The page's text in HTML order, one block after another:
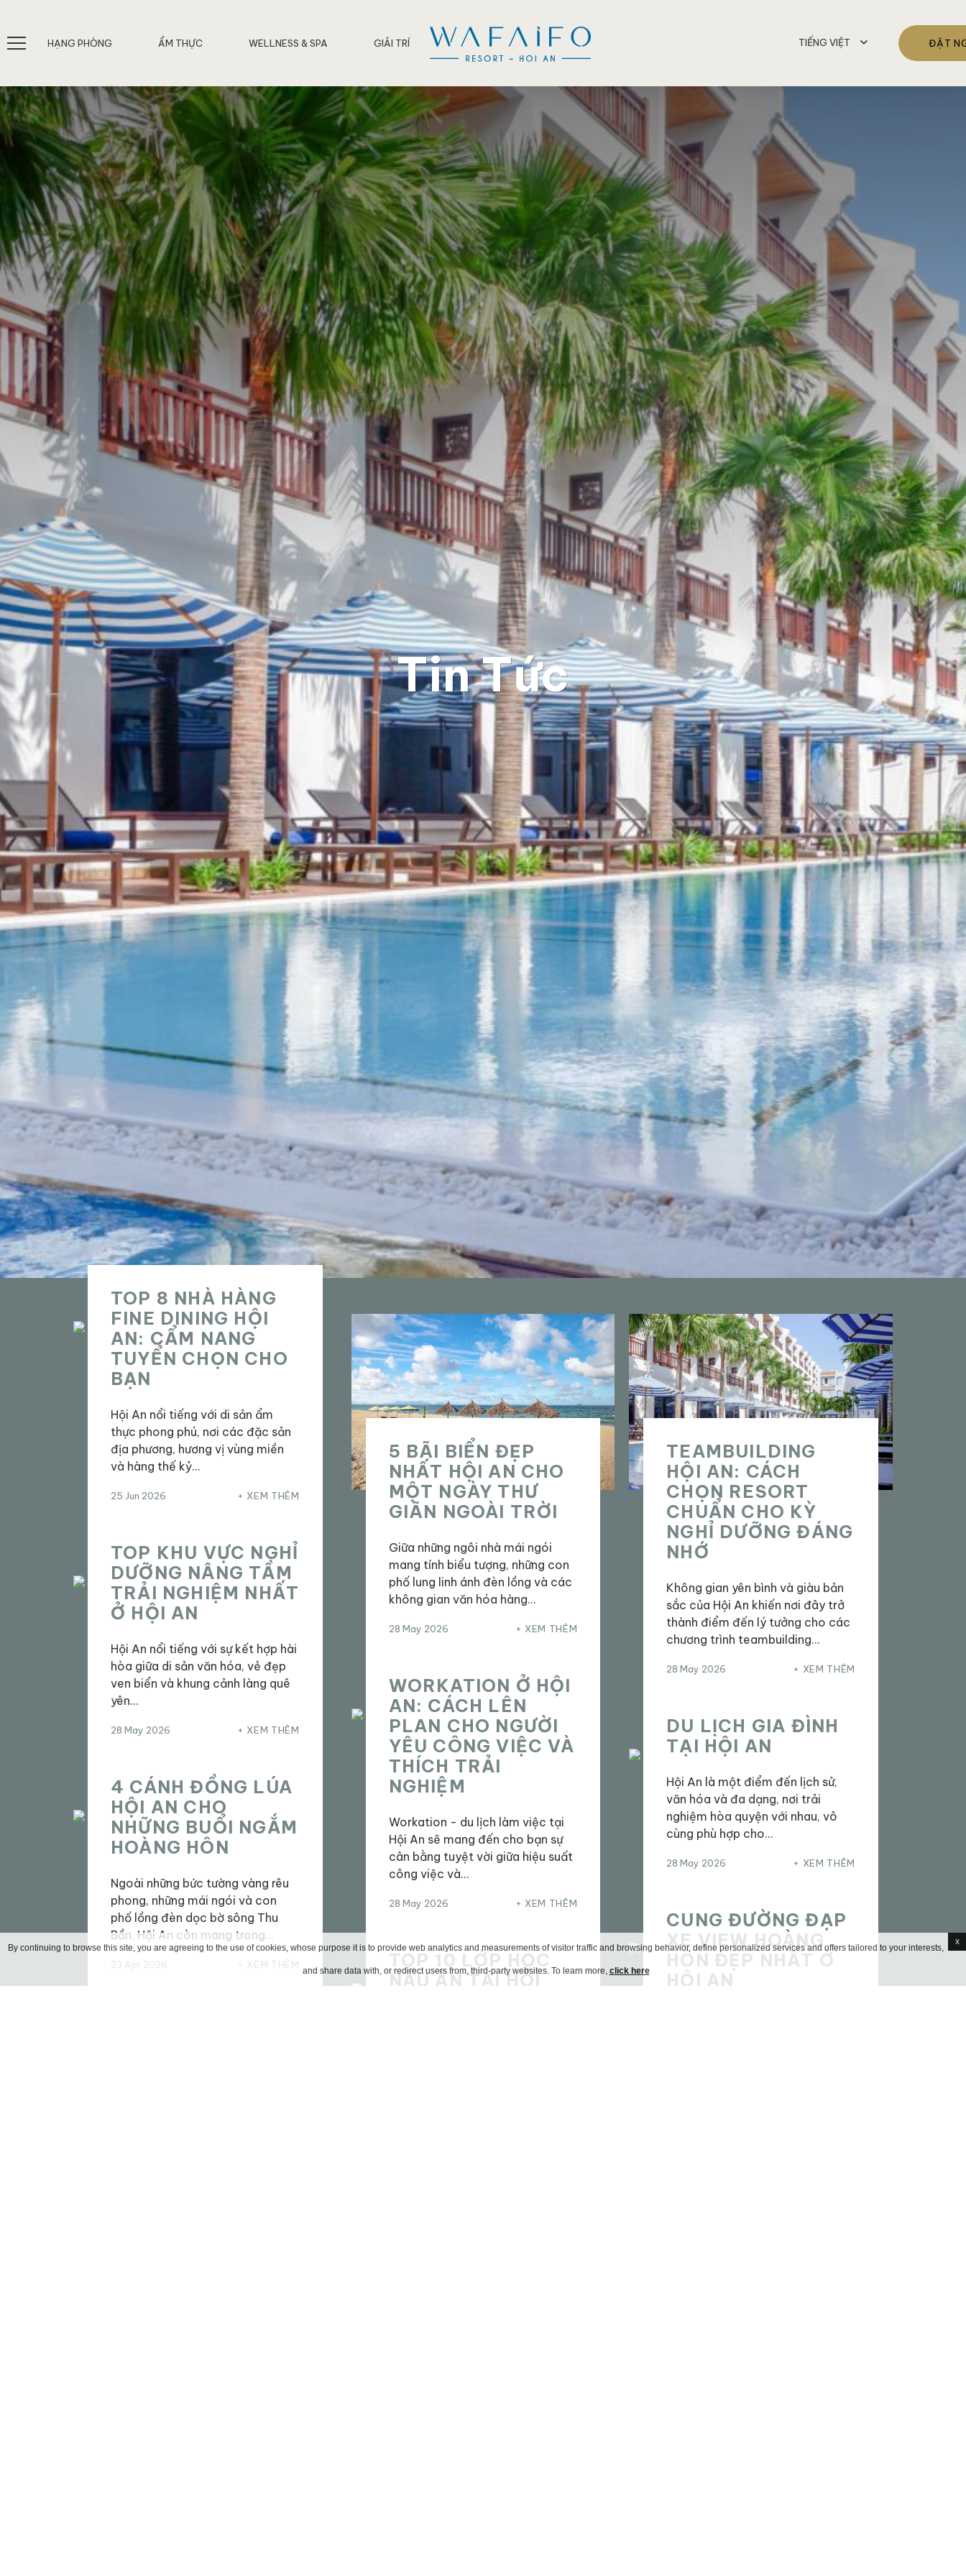
HẠNG PHÒNG ẨM THỰC WELLNESS & SPA GIẢI TRÍ TIẾNG VIỆT ĐẶT
Tin Tức
TOP 8 NHÀ HÀNG
FINE DINING HỘI
AN: CẨM NANG
TUYỂN CHỌN CHO
BẠN
Hội An nổi tiếng với di sản ẩm
thực phong phú, nơi các đặc sản
địa phương, hương vị vùng miền
và hàng thế kỷ…
25 Jun 2026 XEM THÊM
5 BÃI BIỂN ĐẸP
NHẤT HỘI AN CHO
MỘT NGÀY THƯ
GIÃN NGOÀI TRỜI
Giữa những ngôi nhà mái ngói
mang tính biểu tượng, những con
phố lung linh ánh đèn lồng và các
không gian văn hóa hàng…
28 May 2026 XEM THÊM
TEAMBUILDING
HỘI AN: CÁCH
CHỌN RESORT
CHUẨN CHO KỲ
NGHỈ DƯỠNG ĐÁNG
NHỚ
Không gian yên bình và giàu bản
sắc của Hội An khiến nơi đây trở
thành điểm đến lý tưởng cho các
chương trình teambuilding…
28 May 2026 XEM THÊM
TOP KHU VỰC NGHỈ
DƯỠNG NÂNG TẦM
TRẢI NGHIỆM NHẤT
Ở HỘI AN
Hội An nổi tiếng với sự kết hợp hài
hòa giữa di sản văn hóa, vẻ đẹp
ven biển và khung cảnh làng quê
yên…
28 May 2026 XEM THÊM
WORKATION Ở HỘI
AN: CÁCH LÊN
PLAN CHO NGƯỜI
YÊU CÔNG VIỆC VÀ
THÍCH TRẢI
NGHIỆM
Workation - du lịch làm việc tại
Hội An sẽ mang đến cho bạn sự
cân bằng tuyệt vời giữa hiệu suất
công việc và…
28 May 2026 XEM THÊM
DU LỊCH GIA ĐÌNH
TẠI HỘI AN
Hội An là một điểm đến lịch sử,
văn hóa và đa dạng, nơi trải
nghiệm hòa quyện với nhau, vô
cùng phù hợp cho…
28 May 2026 XEM THÊM
4 CÁNH ĐỒNG LÚA
HỘI AN CHO
NHỮNG BUỔI NGẮM
HOÀNG HÔN
Ngoài những bức tường vàng rêu
phong, những mái ngói và con
phố lồng đèn dọc bờ sông Thu
Bồn, Hội An còn mang trong…
23 Apr 2026 XEM THÊM
CUNG ĐƯỜNG ĐẠP
XE VIEW HOÀNG
HÔN ĐẸP NHẤT Ở
HỘI AN
TOP 10 LỚP HỌC
NẤU ĂN TẠI HỘI
By continuing to browse this site, you are agreeing to the use of cookies, whose purpose it is to provide web analytics and measurements of visitor traffic and browsing behavior, define personalized services and offers tailored to your interests,
and share data with, or redirect users from, third-party websites. To learn more, click here
x